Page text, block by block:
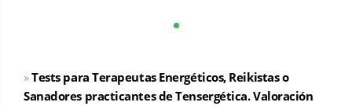
»Tests para Terapeutas Energéticos, Reikistas o
Sanadores practicantes de Tensergética. Valoración